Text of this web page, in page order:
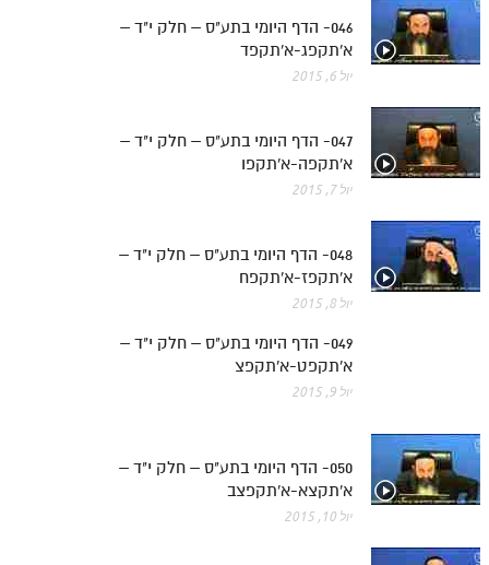
046- הדף היומי בתע"ס – חלק י"ד –
א'תקפג-א'תקפד
יול 6, 2015
047- הדף היומי בתע"ס – חלק י"ד –
א'תקפה-א'תקפו
יול 7, 2015
048- הדף היומי בתע"ס – חלק י"ד –
א'תקפז-א'תקפח
יול 8, 2015
049- הדף היומי בתע"ס – חלק י"ד –
א'תקפט-א'תקפצ
יול 9, 2015
050- הדף היומי בתע"ס – חלק י"ד –
א'תקצא-א'תקפצב
יול 10, 2015